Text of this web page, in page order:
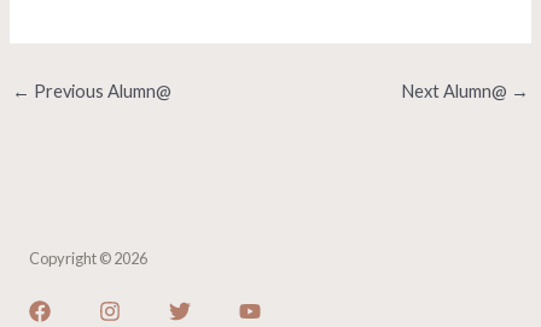
← Previous Alumn@ Next Alumn@ →
Copyright © 2026